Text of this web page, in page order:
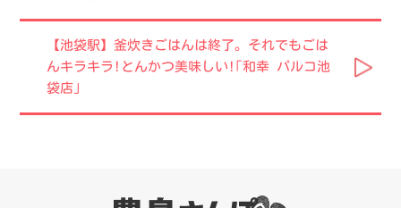
【池袋駅】釜炊きごはんは終了。それでもごは
んキラキラ!とんかつ美味しい!｢和幸 パルコ池
袋店｣